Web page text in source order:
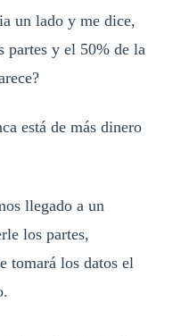
un lado y me dice,
partes y el 50% de la
está de más dinero
llegado a un
los partes,
tomará los datos el